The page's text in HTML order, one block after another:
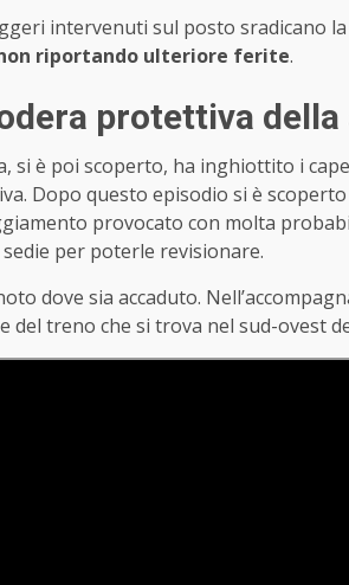
intervenuti sul posto sradicano
riportando ulteriore ferite.
protettiva
si è poi scoperto, ha inghiottito i
Dopo questo episodio si è
provocato con molta
per poterle revisionare.
dove sia accaduto.
del treno che si trova nel sud-ovest